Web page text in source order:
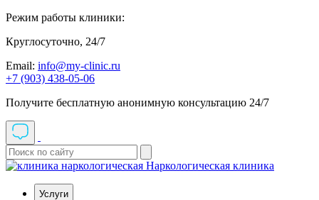
Режим работы клиники:
Круглосуточно, 24/7
Email: info@my-clinic.ru
+7 (903) 438-05-06
Получите бесплатную анонимную консультацию 24/7
Наркологическая клиника
Услуги